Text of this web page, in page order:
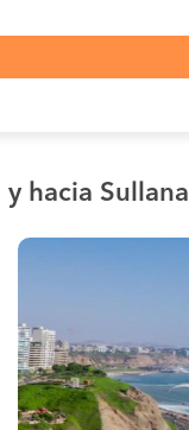
y hacia Sullana